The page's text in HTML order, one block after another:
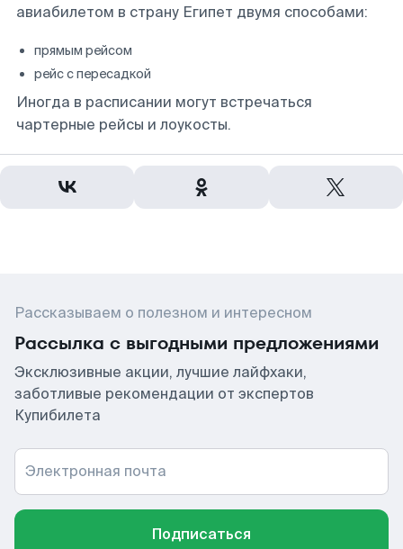
авиабилетом в страну Египет двумя способами:
прямым рейсом
рейс с пересадкой
Иногда в расписании могут встречаться
чартерные рейсы и лоукосты.
Рассказываем о полезном и интересном
Рассылка с выгодными предложениями
Эксклюзивные акции, лучшие лайфхаки,
заботливые рекомендации от экспертов
Купибилета
Электронная почта
Подписаться